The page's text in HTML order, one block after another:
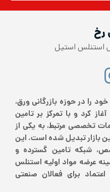
رخ
استیل
1386 فعالیت خود را در حوزه بازرگانی ورق،
کرد و با تمرکز بر تامین
تخصصی مرتبط، به یکی از
بازار تبدیل شده است. این
شبکه تامین گسترده و
عرضه مواد اولیه استنلس
برای فعالان صنعتی